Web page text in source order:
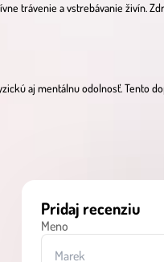
trávenie a vstrebávanie živín.
aj mentálnu odolnosť. Tento
Pridaj recenziu
Meno